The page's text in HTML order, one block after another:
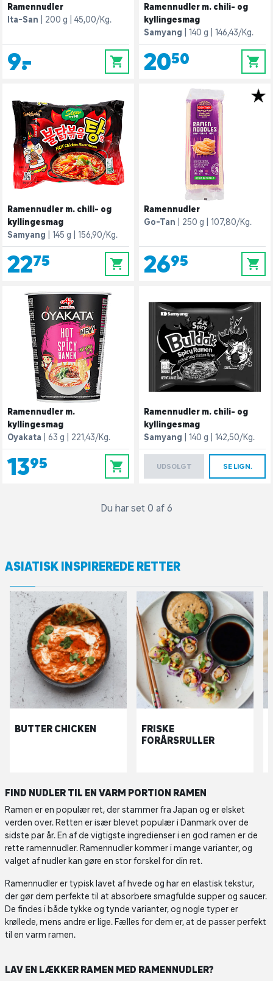
Ramennudler
Ita-San
200 g 45,00/Kg.
9,- 0
Ramennudler m. chili- og
kyllingesmag
Samyang
140 g 146,43/Kg.
20,50 0
Ramennudler m. chili- og
kyllingesmag
Samyang
145 g 156,90/Kg.
22,75 0
Ramennudler
Go-Tan
250 g 107,80/Kg.
26,95 0
Ramennudler m.
kyllingesmag
Oyakata
63 g 221,43/Kg.
13,95 0
Ramennudler m. chili- og
kyllingesmag
Samyang
140 g 142,50/Kg.
UDSOLGT SE LIGN.
Du har set 0 af 6
ASIATISK INSPIREREDE RETTER
BUTTER CHICKEN
FRISKE
FORÅRSRULLER
FIND NUDLER TIL EN VARM PORTION RAMEN
Ramen er en populær ret, der stammer fra Japan og er elsket
verden over. Retten er især blevet populær i Danmark over de
sidste par år. En af de vigtigste ingredienser i en god ramen er de
rette ramennudler. Ramennudler kommer i mange varianter, og
valget af nudler kan gøre en stor forskel for din ret.
Ramennudler er typisk lavet af hvede og har en elastisk tekstur,
der gør dem perfekte til at absorbere smagfulde supper og saucer.
De findes i både tykke og tynde varianter, og nogle typer er
krøllede, mens andre er lige. Fælles for dem er, at de passer perfekt
til en varm ramen.
LAV EN LÆKKER RAMEN MED RAMENNUDLER?